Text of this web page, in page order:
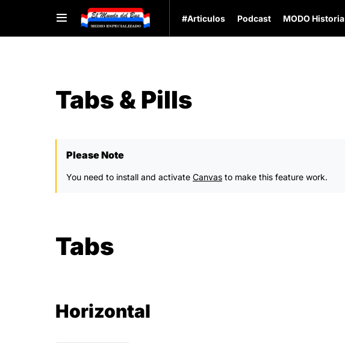
#Articulos Podcast MODO Historia
Tabs & Pills
Please Note
You need to install and activate Canvas to make this feature work.
Tabs
Horizontal